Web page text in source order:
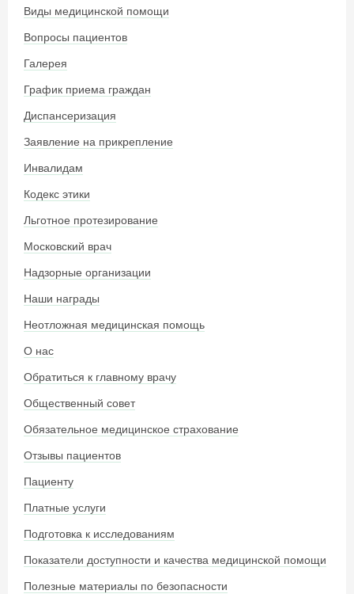
Виды медицинской помощи
Вопросы пациентов
Галерея
График приема граждан
Диспансеризация
Заявление на прикрепление
Инвалидам
Кодекс этики
Льготное протезирование
Московский врач
Надзорные организации
Наши награды
Неотложная медицинская помощь
О нас
Обратиться к главному врачу
Общественный совет
Обязательное медицинское страхование
Отзывы пациентов
Пациенту
Платные услуги
Подготовка к исследованиям
Показатели доступности и качества медицинской помощи
Полезные материалы по безопасности